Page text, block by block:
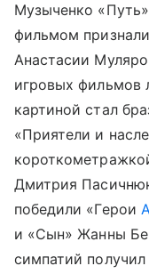
Музыченко
фильмом
Анастасии
игровых фильмов
картиной стал
«Приятели и
Дмитрия
победили «Герои
и «Сын» Жанны
симпатий